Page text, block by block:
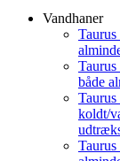
Vandhaner
både
koldt/